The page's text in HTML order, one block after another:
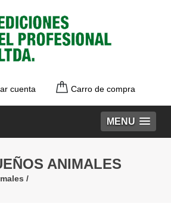
cuenta Carro de compra
MENU
ANIMALES
/